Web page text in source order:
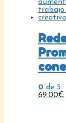
0 de 5
69.00€